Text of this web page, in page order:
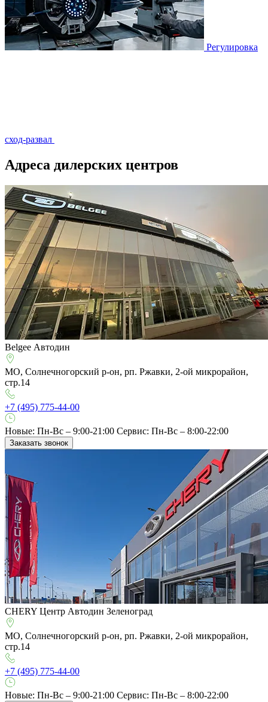
Регулировка
сход-развал
Адреса дилерских центров
Belgee Автодин
МО, Солнечногорский р-он, рп. Ржавки, 2-ой микрорайон,
стр.14
+7 (495) 775-44-00
Новые: Пн-Вс – 9:00-21:00 Сервис: Пн-Вс – 8:00-22:00
Заказать звонок
CHERY Центр Автодин Зеленоград
МО, Солнечногорский р-он, рп. Ржавки, 2-ой микрорайон,
стр.14
+7 (495) 775-44-00
Новые: Пн-Вс – 9:00-21:00 Сервис: Пн-Вс – 8:00-22:00